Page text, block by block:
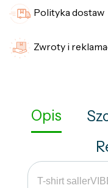
Polityka dostaw
Zwroty i
Opis
T-shirt